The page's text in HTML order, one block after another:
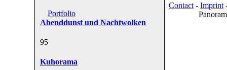
Portfolio
Abenddunst und Nachtwolken
95
Kuhorama
Contact - Imprint